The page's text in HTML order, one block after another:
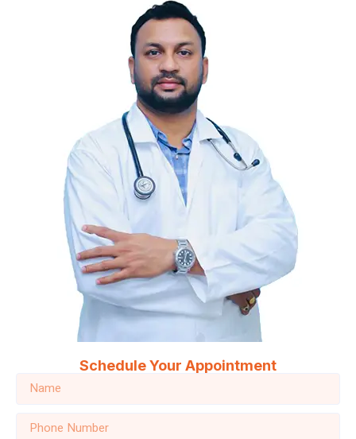
Schedule Your Appointment